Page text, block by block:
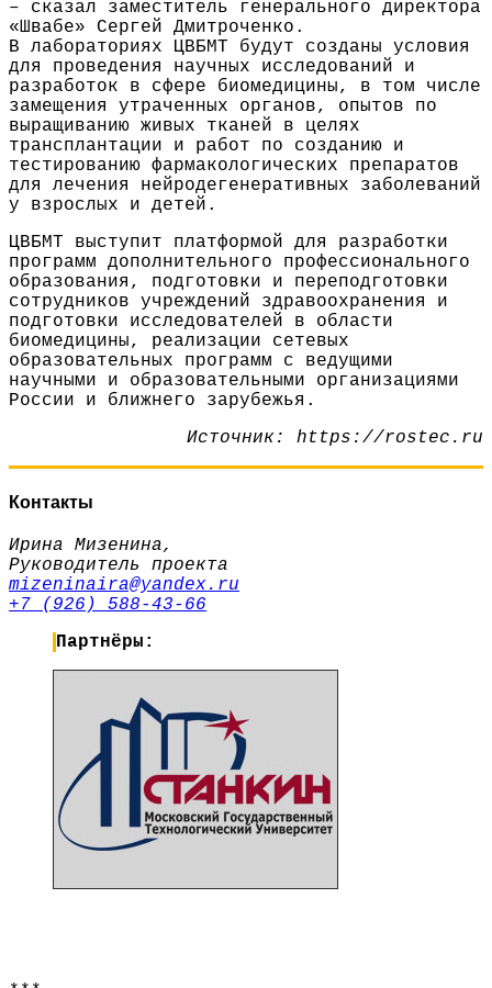
– сказал заместитель генерального директора
«Швабе» Сергей Дмитроченко.
В лабораториях ЦВБМТ будут созданы условия
для проведения научных исследований и
разработок в сфере биомедицины, в том числе
замещения утраченных органов, опытов по
выращиванию живых тканей в целях
трансплантации и работ по созданию и
тестированию фармакологических препаратов
для лечения нейродегенеративных заболеваний
у взрослых и детей.
ЦВБМТ выступит платформой для разработки
программ дополнительного профессионального
образования, подготовки и переподготовки
сотрудников учреждений здравоохранения и
подготовки исследователей в области
биомедицины, реализации сетевых
образовательных программ с ведущими
научными и образовательными организациями
России и ближнего зарубежья.
Источник: https://rostec.ru
Контакты
Ирина Мизенина,
Руководитель проекта
mizeninaira@yandex.ru
+7 (926) 588-43-66
Партнёры: